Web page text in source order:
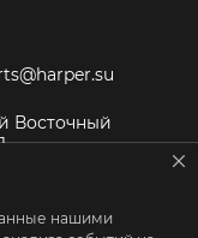
Восточный
нашими